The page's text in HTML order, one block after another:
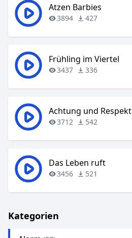
Atzen Barbies
3894 427
Frühling im Viertel
3437 336
Achtung und Respekt
3712 542
Das Leben ruft
3456 521
Kategorien